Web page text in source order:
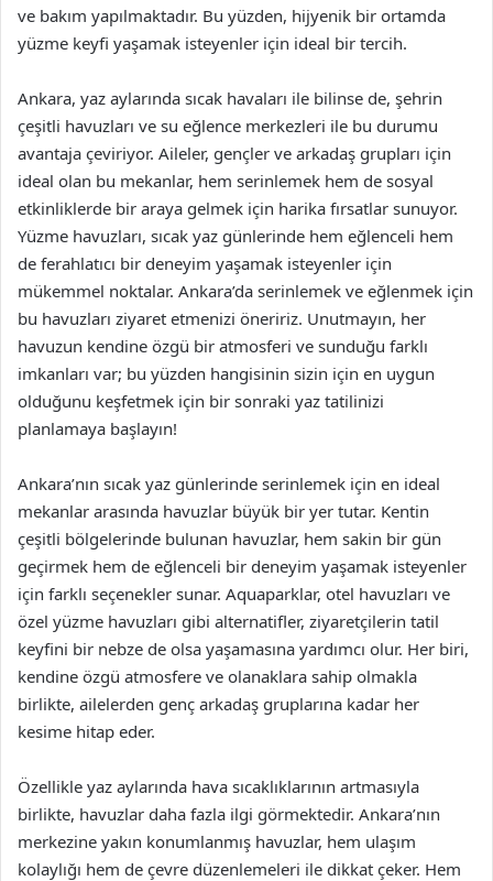
ve bakım yapılmaktadır. Bu yüzden, hijyenik bir ortamda
yüzme keyfi yaşamak isteyenler için ideal bir tercih.
Ankara, yaz aylarında sıcak havaları ile bilinse de, şehrin
çeşitli havuzları ve su eğlence merkezleri ile bu durumu
avantaja çeviriyor. Aileler, gençler ve arkadaş grupları için
ideal olan bu mekanlar, hem serinlemek hem de sosyal
etkinliklerde bir araya gelmek için harika fırsatlar sunuyor.
Yüzme havuzları, sıcak yaz günlerinde hem eğlenceli hem
de ferahlatıcı bir deneyim yaşamak isteyenler için
mükemmel noktalar. Ankara’da serinlemek ve eğlenmek için
bu havuzları ziyaret etmenizi öneririz. Unutmayın, her
havuzun kendine özgü bir atmosferi ve sunduğu farklı
imkanları var; bu yüzden hangisinin sizin için en uygun
olduğunu keşfetmek için bir sonraki yaz tatilinizi
planlamaya başlayın!
Ankara’nın sıcak yaz günlerinde serinlemek için en ideal
mekanlar arasında havuzlar büyük bir yer tutar. Kentin
çeşitli bölgelerinde bulunan havuzlar, hem sakin bir gün
geçirmek hem de eğlenceli bir deneyim yaşamak isteyenler
için farklı seçenekler sunar. Aquaparklar, otel havuzları ve
özel yüzme havuzları gibi alternatifler, ziyaretçilerin tatil
keyfini bir nebze de olsa yaşamasına yardımcı olur. Her biri,
kendine özgü atmosfere ve olanaklara sahip olmakla
birlikte, ailelerden genç arkadaş gruplarına kadar her
kesime hitap eder.
Özellikle yaz aylarında hava sıcaklıklarının artmasıyla
birlikte, havuzlar daha fazla ilgi görmektedir. Ankara’nın
merkezine yakın konumlanmış havuzlar, hem ulaşım
kolaylığı hem de çevre düzenlemeleri ile dikkat çeker. Hem